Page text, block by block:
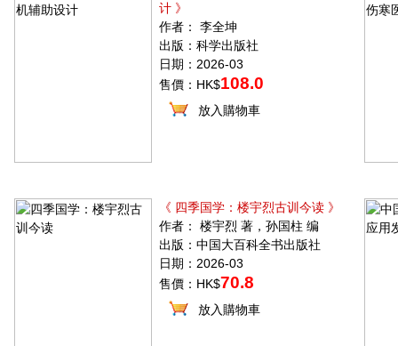
计 》
作者： 李全坤
出版：科学出版社
日期：2026-03
售價：HK$108.0
放入購物車
《 四季国学：楼宇烈古训今读 》
作者： 楼宇烈 著，孙国柱 编
出版：中国大百科全书出版社
日期：2026-03
售價：HK$70.8
放入購物車